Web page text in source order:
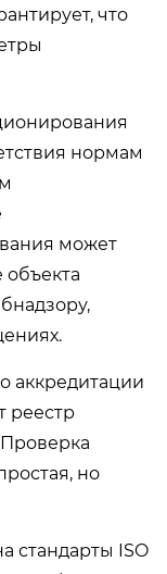
что
нормам
может
аккредитации
реестр
но
стандарты ISO